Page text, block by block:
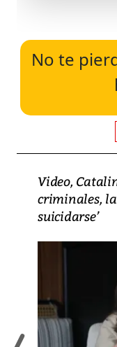
No te
Video,
criminales,
suicidarse’